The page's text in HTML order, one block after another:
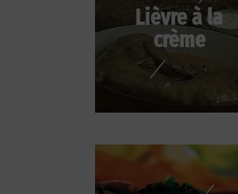
Lièvre à la
crème